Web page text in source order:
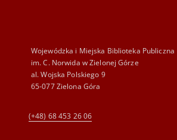
Wojewódzka i Miejska Biblioteka Publiczna
im. C. Norwida w Zielonej Górze
al. Wojska Polskiego 9
65-077 Zielona Góra
(+48) 68 453 26 06